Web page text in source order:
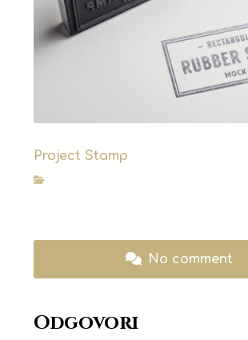
Project Stamp
No comment
Odgovori